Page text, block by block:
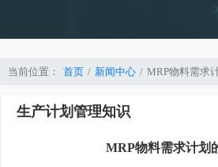
当前位置： 首页 新闻中心 MRP物料需求
生产计划管理知识
MRP物料需求计划